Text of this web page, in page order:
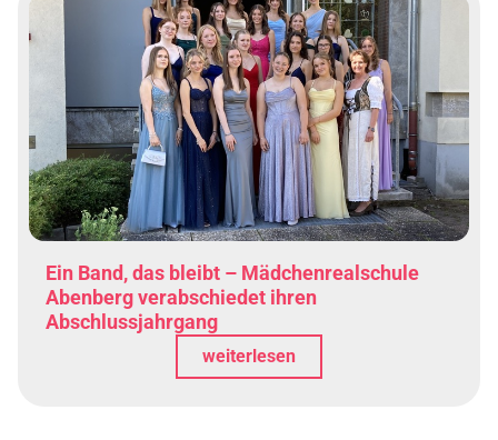
Ein Band, das bleibt – Mädchenrealschule
Abenberg verabschiedet ihren
Abschlussjahrgang
weiterlesen